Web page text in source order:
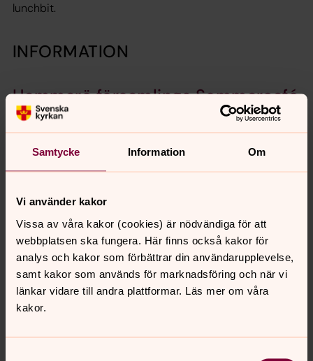
Samtycke Information Om
Vi använder kakor
Vissa av våra kakor (cookies) är nödvändiga för att
webbplatsen ska fungera. Här finns också kakor för
analys och kakor som förbättrar din användarupplevelse,
samt kakor som används för marknadsföring och när vi
länkar vidare till andra plattformar. Läs mer om våra
kakor.
lunchbit.
INFORMATION
Hammarö församlings Sommarcafé
Besök vårt populära café i sommar. Vi öppnar vecka 26
och mer specifikt onsdag 24/6. Vi erbjuder även
konstutställning. Hoppas vi ses!
emot Regnbågsnyckeln
Regnbågsnyckeln - för en mer inkluderande kyrka.
Samtala om bibeln
Onsdagar jämna veckor i Lövnäskyrkan
(Equmeniakyrkan) med pastor Anders Bernspång